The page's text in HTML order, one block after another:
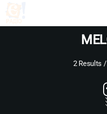
2 Results